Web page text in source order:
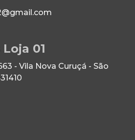
01
- Vila Nova Curuçá - São